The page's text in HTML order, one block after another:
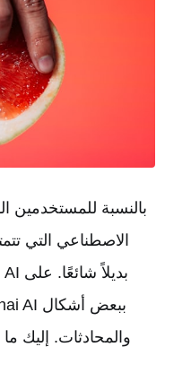
بالنسبة للمستخدمين
الاصطناعي التي